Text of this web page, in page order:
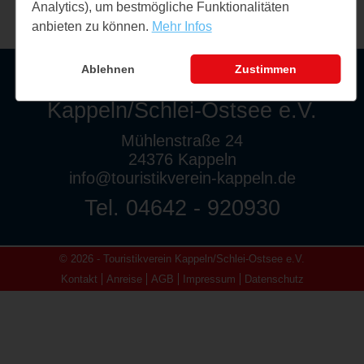
Touristikverein
Kappeln/Schlei-Ostsee e.V.
Mühlenstraße 24
24376 Kappeln
info@touristikverein-kappeln.de
Tel. 04642 - 920930
© 2026 - Touristikverein Kappeln/Schlei-Ostsee e.V.
Kontakt
Anreise AGB Impressum Datenschutz
Analytics), um bestmögliche Funktionalitäten
anbieten zu können. Mehr Infos
Ablehnen Zustimmen